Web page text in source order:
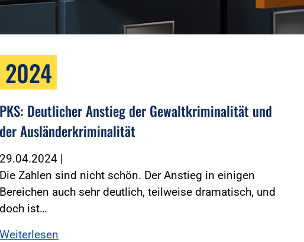
PKS: Deutlicher Anstieg der Gewaltkriminalität und
der Ausländerkriminalität
29.04.2024 |
Die Zahlen sind nicht schön. Der Anstieg in einigen
Bereichen auch sehr deutlich, teilweise dramatisch, und
doch ist…
Weiterlesen